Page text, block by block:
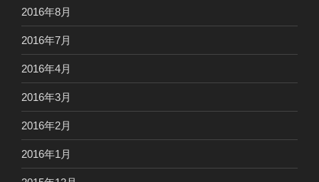
2016年8月
2016年7月
2016年4月
2016年3月
2016年2月
2016年1月